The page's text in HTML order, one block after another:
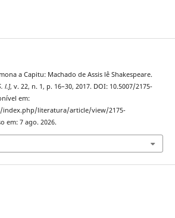
a Capitu: Machado de Assis lê Shakespeare.
l.], v. 22, n. 1, p. 16–30, 2017. DOI: 10.5007/2175-
em:
literatura/article/view/2175-
em: 7 ago. 2026.